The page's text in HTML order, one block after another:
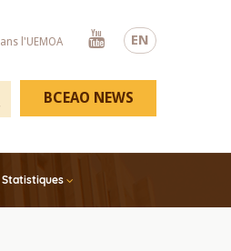
EN
l'UEMOA
Youtube
Statistiques
BCEAO NEWS